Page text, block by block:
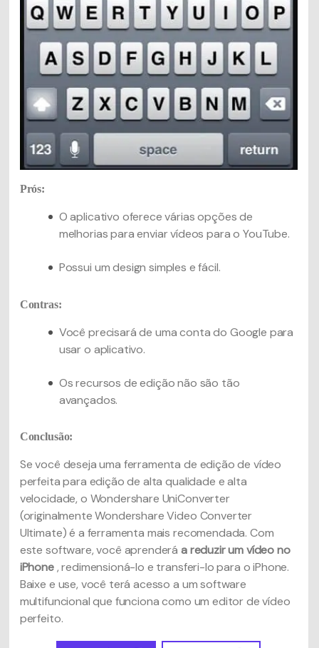
Prós:
O aplicativo oferece várias opções de
melhorias para enviar vídeos para o YouTube.
Possui um design simples e fácil.
Contras:
Você precisará de uma conta do Google para
usar o aplicativo.
Os recursos de edição não são tão
avançados.
Conclusão:
Se você deseja uma ferramenta de edição de vídeo
perfeita para edição de alta qualidade e alta
velocidade, o Wondershare UniConverter
(originalmente Wondershare Video Converter
Ultimate) é a ferramenta mais recomendada. Com
este software, você aprenderá a reduzir um vídeo no
iPhone, redimensioná-lo e transferi-lo para o iPhone.
Baixe e use, você terá acesso a um software
multifuncional que funciona como um editor de vídeo
perfeito.